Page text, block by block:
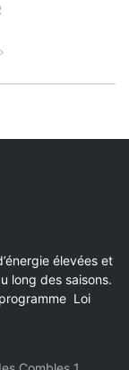
élevées et
long des saisons.
Loi